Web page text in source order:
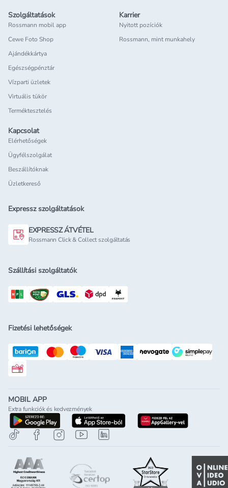
Szolgáltatások
Rossmann mobil app
Cewe Foto Shop
Ajándékkártya
Egészségpénztár
Vízparti üzletek
Virtuális tükör
Terméktesztelés
Karrier
Nyitott pozíciók
Rossmann, mint munkahely
Kapcsolat
Elérhetőségek
Ügyfélszolgálat
Beszállítóknak
Üzletkereső
Expressz szolgáltatások
EXPRESSZ ÁTVÉTEL
Rossmann Click & Collect szolgáltatás
Szállítási szolgáltatók
Fizetési lehetőségek
Rossmann ajándékkártya
MOBIL APP
Extra funkciók és kedvezmények
letöltés a google-play-rölletöltés az app-store-ból
letöltés